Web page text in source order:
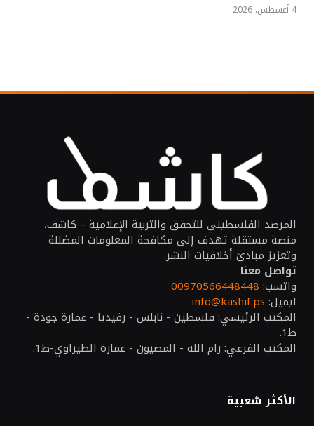
4 أغسطس، 2026
المرصد الفلسطيني للتحقق والتربية الإعلامية – كاشف،
منصة مستقلة تهدف إلى مكافحة المعلومات المضللة
وتعزيز مبادئ أخلاقيات النشر.
تواصل معنا
واتسب: 00970566448448
ايميل: info@kashif.ps
المكتب الرئيسي: فلسطين - نابلس - رفيديا - عمارة جودة -
ط1.
المكتب الفرعي: رام الله - المصيون - عمارة الطيراوي-ط1.
الأكثر شعبية